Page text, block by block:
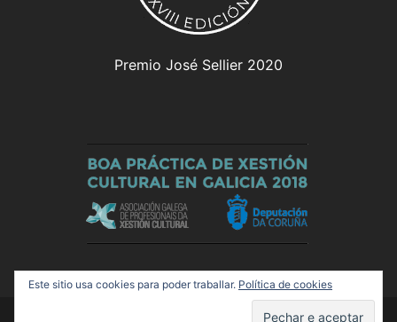
Premio José Sellier 2020
Este sitio usa cookies para poder traballar. Política de cookies